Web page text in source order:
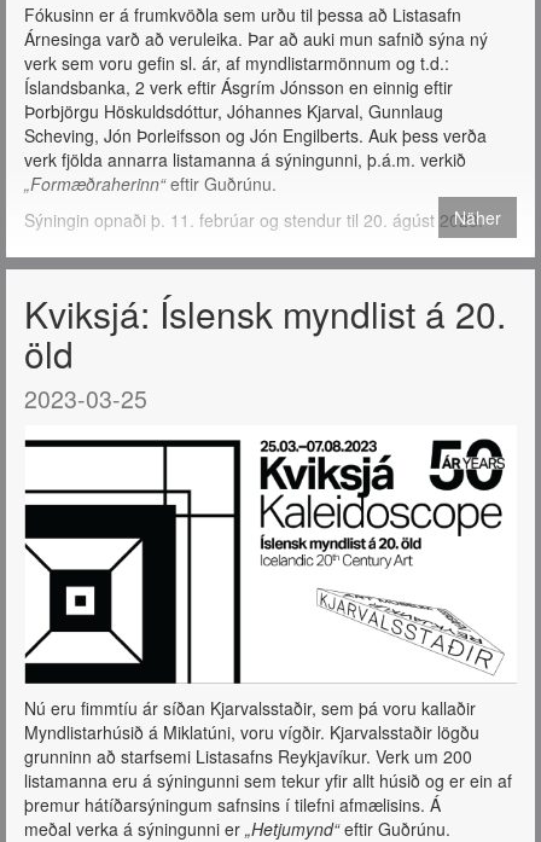
Fókusinn er á frumkvöðla sem urðu til þessa að Listasafn
Árnesinga varð að veruleika. Þar að auki mun safnið sýna ný
verk sem voru gefin sl. ár, af myndlistarmönnum og t.d.:
Íslandsbanka, 2 verk eftir Ásgrím Jónsson en einnig eftir
Þorbjörgu Höskuldsdóttur, Jóhannes Kjarval, Gunnlaug
Scheving, Jón Þorleifsson og Jón Engilberts. Auk þess verða
verk fjölda annarra listamanna á sýningunni, þ.á.m. verkið
„Formæðraherinn“eftir Guðrúnu.
Sýningin opnaði þ. 11. febrúar og stendur til 20. ágúst 2023.
Näher
Kviksjá: Íslensk myndlist á 20.
öld
2023-03-25
Nú eru fimmtíu ár síðan Kjarvalsstaðir, sem þá voru kallaðir
Myndlistarhúsið á Miklatúni, voru vígðir. Kjarvalsstaðir lögðu
grunninn að starfsemi Listasafns Reykjavíkur. Verk um 200
listamanna eru á sýningunni sem tekur yfir allt húsið og er ein af
þremur hátíðarsýningum safnsins í tilefni afmælisins. Á
meðal verka á sýningunni er „Hetjumynd“eftir Guðrúnu.